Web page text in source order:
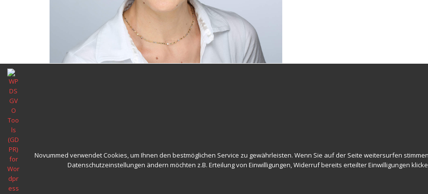
1220, Kagraner Platz 12
Novummed verwendet Cookies, um Ihnen den bestmöglichen Service zu gewährleisten. Wenn Sie auf der Seite weitersurfen
Datenschutzeinstellungen ändern möchten z.B. Erteilung von Einwilligungen, Widerruf bereits erteilter Einwilligungen